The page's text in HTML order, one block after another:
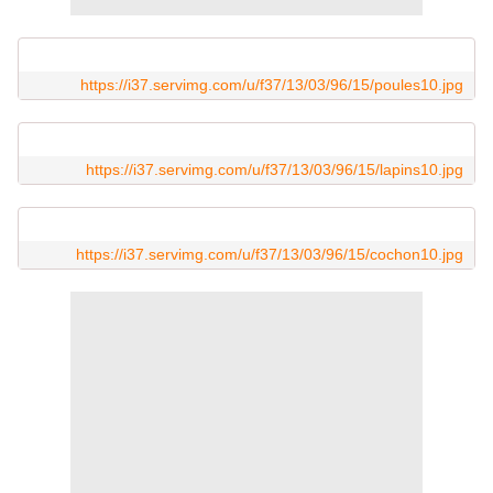
https://i37.servimg.com/u/f37/13/03/96/15/poules10.jpg
https://i37.servimg.com/u/f37/13/03/96/15/lapins10.jpg
https://i37.servimg.com/u/f37/13/03/96/15/cochon10.jpg